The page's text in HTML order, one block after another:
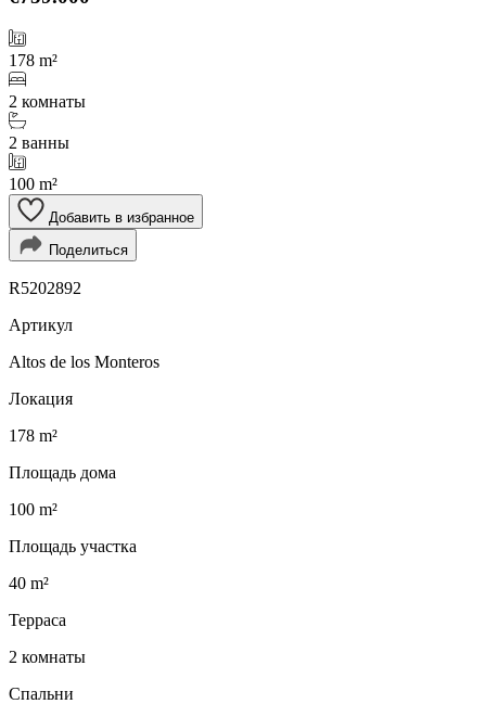
178 m²
2 комнаты
2 ванны
100 m²
Добавить в избранное
Поделиться
R5202892
Артикул
Altos de los Monteros
Локация
178 m²
Площадь дома
100 m²
Площадь участка
40 m²
Терраса
2 комнаты
Спальни